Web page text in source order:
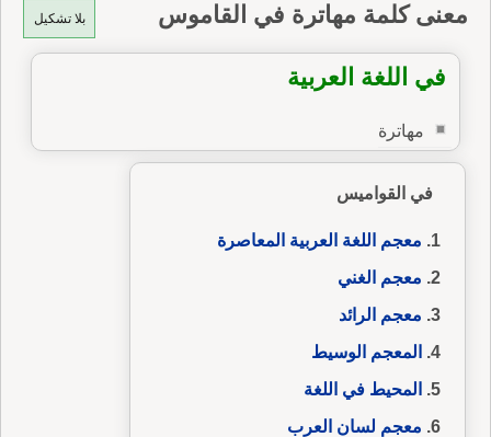
بلا تشكيل معنى كلمة مهاترة في القاموس
في اللغة العربية
مهاترة
في القواميس
معجم اللغة العربية المعاصرة
معجم الغني
معجم الرائد
المعجم الوسيط
المحيط في اللغة
معجم لسان العرب